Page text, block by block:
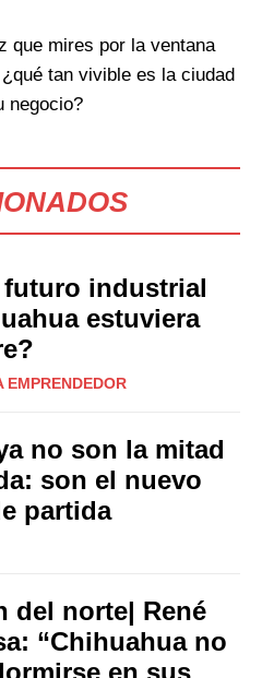
que mires por la ventana
tan vivible es la ciudad
negocio?
futuro industrial
estuviera
EMPRENDEDOR
no son la mitad
son el nuevo
partida
del norte| René
“Chihuahua no